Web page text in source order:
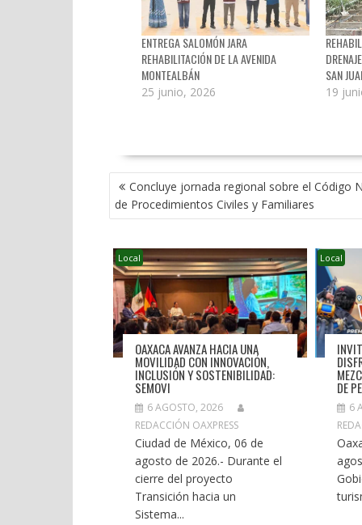
ENTREGA SALOMÓN JARA
REHABILITACIÓN DE LA AVENIDA
MONTEALBÁN
25 junio, 2026
SAN
19
NAVEGACIÓN
DE
ENTRADAS
Concluye jornada regional sobre el Código
de Procedimientos Civiles y Familiares
Local
OAXACA AVANZA HACIA UNA
MOVILIDAD CON INNOVACIÓN,
INCLUSIÓN Y SOSTENIBILIDAD:
SEMOVI
6 AGOSTO, 2026
REDACCIÓN OAXPRESS
Ciudad de México, 06 de
agosto de 2026.- Durante el
cierre del proyecto
Transición hacia un
Sistema...
Local
DE
6